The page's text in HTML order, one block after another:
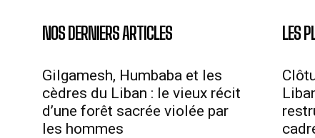
NOS DERNIERS ARTICLES
Gilgamesh, Humbaba et les
cèdres du Liban : le vieux récit
d’une forêt sacrée violée par
les hommes
LES